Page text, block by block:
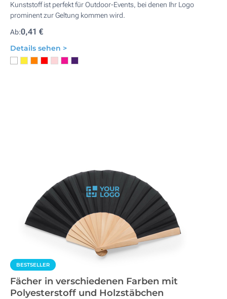
Kunststoff ist perfekt für Outdoor-Events, bei denen Ihr Logo
prominent zur Geltung kommen wird.
Ab:0,41 €
Details sehen >
BESTSELLER
Fächer in verschiedenen Farben mit
Polyesterstoff und Holzstäbchen